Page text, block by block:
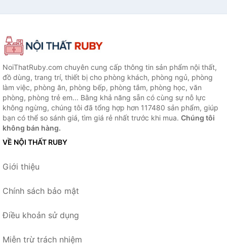
NoiThatRuby.com chuyên cung cấp thông tin sản phẩm nội thất,
đồ dùng, trang trí, thiết bị cho phòng khách, phòng ngủ, phòng
làm việc, phòng ăn, phòng bếp, phòng tắm, phòng học, văn
phòng, phòng trẻ em... Bằng khả năng sẵn có cùng sự nỗ lực
không ngừng, chúng tôi đã tổng hợp hơn 117480 sản phẩm, giúp
bạn có thể so sánh giá, tìm giá rẻ nhất trước khi mua. Chúng tôi
không bán hàng.
VỀ NỘI THẤT RUBY
Giới thiệu
Chính sách bảo mật
Điều khoản sử dụng
Miễn trừ trách nhiệm